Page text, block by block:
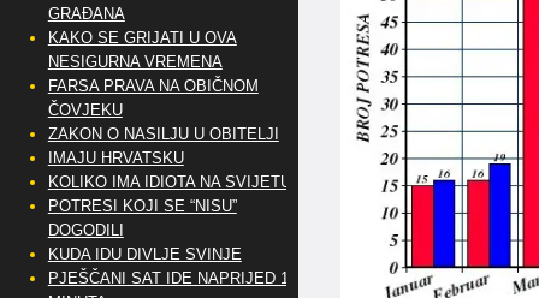
GRAĐANA
KAKO SE GRIJATI U OVA
NESIGURNA VREMENA
FARSA PRAVA NA OBIČNOM
ČOVJEKU
ZAKON O NASILJU U OBITELJI
IMAJU HRVATSKU
KOLIKO IMA IDIOTA NA SVIJETU?
POTRESI KOJI SE “NISU”
DOGODILI
KUDA IDU DIVLJE SVINJE
PJEŠČANI SAT IDE NAPRIJED 10